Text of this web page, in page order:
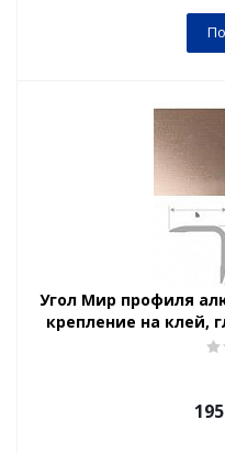
Угол Мир профиля
крепление на клей,
195